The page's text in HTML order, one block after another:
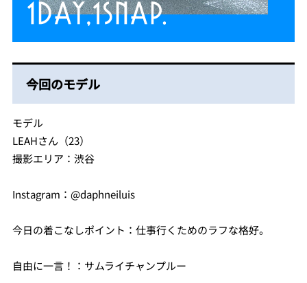
今回のモデル
モデル
LEAHさん（23）
撮影エリア：渋谷
Instagram：@daphneiluis
今日の着こなしポイント：仕事行くためのラフな格好。
自由に一言！：サムライチャンプルー